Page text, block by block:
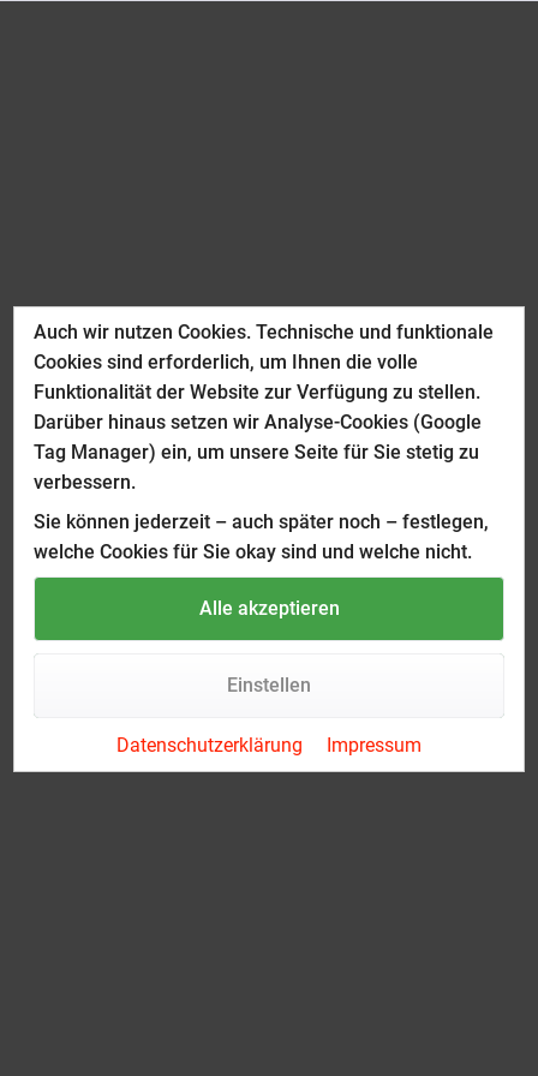
Auch wir nutzen Cookies. Technische und funktionale
Cookies sind erforderlich, um Ihnen die volle
Funktionalität der Website zur Verfügung zu stellen.
Darüber hinaus setzen wir Analyse-Cookies (Google
Tag Manager) ein, um unsere Seite für Sie stetig zu
verbessern.
Sie können jederzeit – auch später noch – festlegen,
welche Cookies für Sie okay sind und welche nicht.
Einstellen
Alle akzeptieren
Datenschutzerklärung Impressum